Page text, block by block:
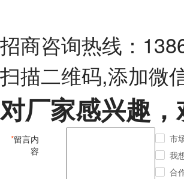
招商咨询热线：
扫描二维码,添加微
对厂家感兴趣
*留言内
容
市
我
合